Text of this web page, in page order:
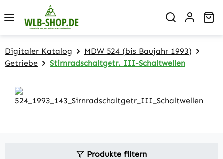
Zum Hauptinhalt springen
Digitaler Katalog
MDW 524 (bis Baujahr 1993)
Getriebe
Stirnradschaltgetr. III-Schaltwellen
Produkte filtern